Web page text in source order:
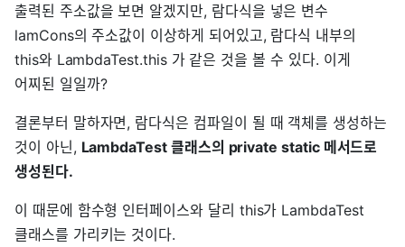
출력된 주소값을 보면 알겠지만, 람다식을 넣은 변수
lamCons의 주소값이 이상하게 되어있고, 람다식 내부의
this와 LambdaTest.this 가 같은 것을 볼 수 있다. 이게
어찌된 일일까?
결론부터 말하자면, 람다식은 컴파일이 될 때 객체를 생성하는
것이 아닌, LambdaTest 클래스의 private static 메서드로
생성된다.
이 때문에 함수형 인터페이스와 달리 this가 LambdaTest
클래스를 가리키는 것이다.